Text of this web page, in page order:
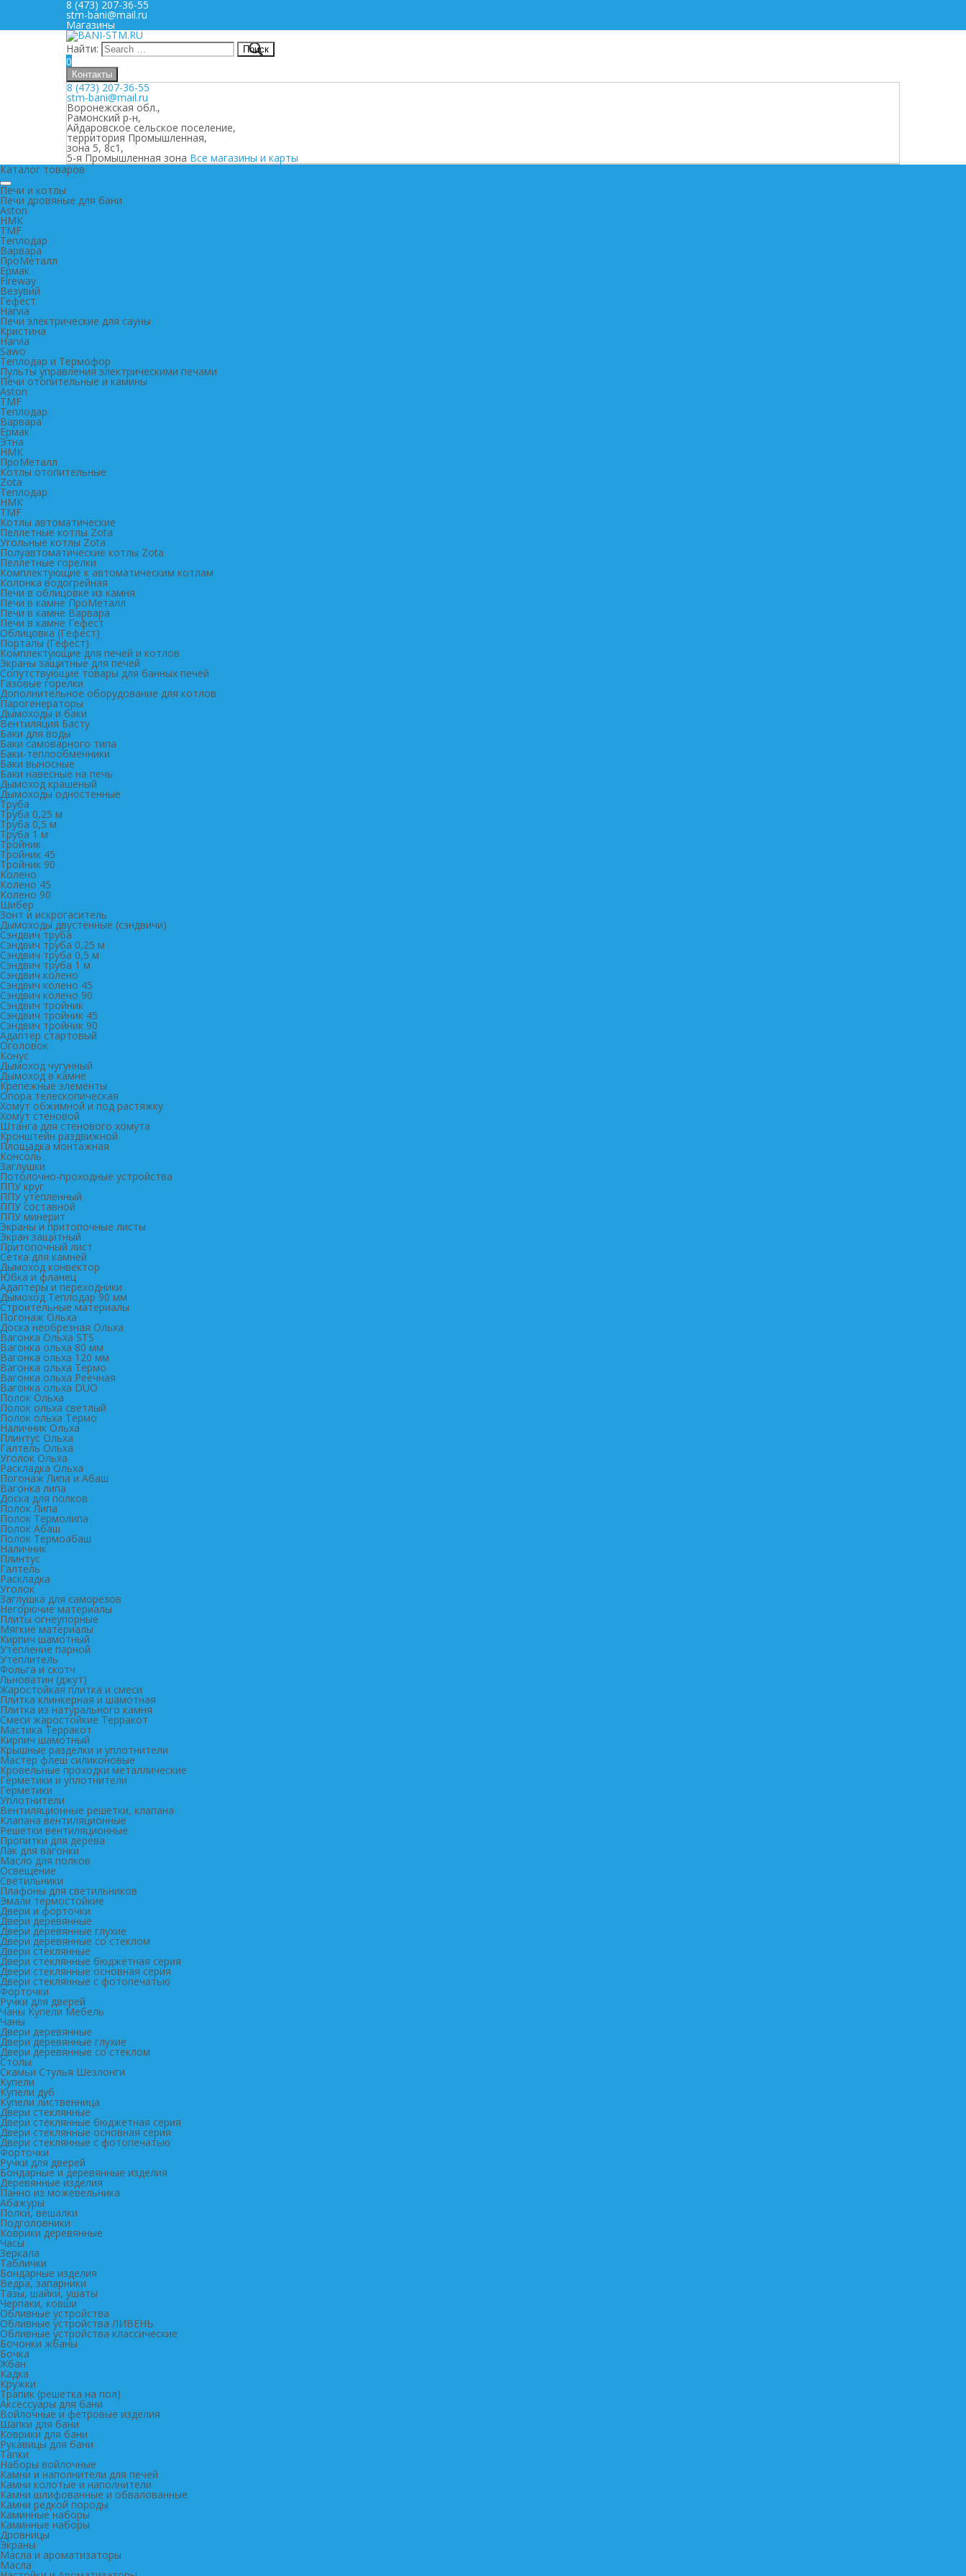
8 (473) 207-36-55
stm-bani@mail.ru
Магазины
Найти:
0
Контакты
8 (473) 207-36-55
stm-bani@mail.ru
Воронежская обл.,
Рамонский р-н,
Айдаровское сельское поселение,
территория Промышленная,
зона 5, 8с1,
5-я Промышленная зона Все магазины и карты
Каталог товаров
Печи и котлы
Печи дровяные для бани
Aston
НМК
TMF
Теплодар
Варвара
ПроМеталл
Ермак
Fireway
Везувий
Гефест
Harvia
Печи электрические для сауны
Кристина
Harvia
Sawo
Теплодар и Термофор
Пульты управления электрическими печами
Печи отопительные и камины
Aston
TMF
Теплодар
Варвара
Ермак
Этна
НМК
ПроМеталл
Котлы отопительные
Zota
Теплодар
НМК
TMF
Котлы автоматические
Пеллетные котлы Zota
Угольные котлы Zota
Полуавтоматические котлы Zota
Пеллетные горелки
Комплектующие к автоматическим котлам
Колонка водогрейная
Печи в облицовке из камня
Печи в камне ПроМеталл
Печи в камне Варвара
Печи в камне Гефест
Облицовка (Гефест)
Порталы (Гефест)
Комплектующие для печей и котлов
Экраны защитные для печей
Сопутствующие товары для банных печей
Газовые горелки
Дополнительное оборудование для котлов
Парогенераторы
Дымоходы и баки
Вентиляция Басту
Баки для воды
Баки самоварного типа
Баки-теплообменники
Баки выносные
Баки навесные на печь
Дымоход крашеный
Дымоходы одностенные
Труба
Труба 0,25 м
Труба 0,5 м
Труба 1 м
Тройник
Тройник 45
Тройник 90
Колено
Колено 45
Колено 90
Шибер
Зонт и искрогаситель
Дымоходы двустенные (сэндвичи)
Сэндвич труба
Сэндвич труба 0,25 м
Сэндвич труба 0,5 м
Сэндвич труба 1 м
Сэндвич колено
Сэндвич колено 45
Сэндвич колено 90
Сэндвич тройник
Сэндвич тройник 45
Сэндвич тройник 90
Адаптер стартовый
Оголовок
Конус
Дымоход чугунный
Дымоход в камне
Крепежные элементы
Опора телескопическая
Хомут обжимной и под растяжку
Хомут стеновой
Штанга для стенового хомута
Кронштейн раздвижной
Площадка монтажная
Консоль
Заглушки
Потолочно-проходные устройства
ППУ круг
ППУ утепленный
ППУ составной
ППУ минерит
Экраны и притопочные листы
Экран защитный
Притопочный лист
Сетка для камней
Дымоход конвектор
Юбка и фланец
Адаптеры и переходники
Дымоход Теплодар 90 мм
Cтроительные материалы
Погонаж Ольха
Доска необрезная Ольха
Вагонка Ольха STS
Вагонка ольха 80 мм
Вагонка ольха 120 мм
Вагонка ольха Термо
Вагонка ольха Реечная
Вагонка ольха DUO
Полок Ольха
Полок ольха светлый
Полок ольха Термо
Наличник Ольха
Плинтус Ольха
Галтель Ольха
Уголок Ольха
Раскладка Ольха
Погонаж Липа и Абаш
Вагонка липа
Доска для полков
Полок Липа
Полок Термолипа
Полок Абаш
Полок Термоабаш
Наличник
Плинтус
Галтель
Раскладка
Уголок
Заглушка для саморезов
Негорючие материалы
Плиты огнеупорные
Мягкие материалы
Кирпич шамотный
Утепление парной
Утеплитель
Фольга и скотч
Льноватин (джут)
Жаростойкая плитка и смеси
Плитка клинкерная и шамотная
Плитка из натурального камня
Смеси жаростойкие Терракот
Мастика Терракот
Кирпич шамотный
Крышные разделки и уплотнители
Мастер флеш силиконовые
Кровельные проходки металлические
Герметики и уплотнители
Герметики
Уплотнители
Вентиляционные решетки, клапана
Клапана вентиляционные
Решетки вентиляционные
Пропитки для дерева
Лак для вагонки
Масло для полков
Освещение
Светильники
Плафоны для светильников
Эмали термостойкие
Двери и форточки
Двери деревянные
Двери деревянные глухие
Двери деревянные со стеклом
Двери стеклянные
Двери стеклянные бюджетная серия
Двери стеклянные основная серия
Двери стеклянные с фотопечатью
Форточки
Ручки для дверей
Чаны Купели Мебель
Чаны
Двери деревянные
Двери деревянные глухие
Двери деревянные со стеклом
Столы
Скамьи Стулья Шезлонги
Купели
Купели дуб
Купели лиственница
Двери стеклянные
Двери стеклянные бюджетная серия
Двери стеклянные основная серия
Двери стеклянные с фотопечатью
Форточки
Ручки для дверей
Бондарные и деревянные изделия
Деревянные изделия
Панно из можевельника
Абажуры
Полки, вешалки
Подголовники
Коврики деревянные
Часы
Зеркала
Таблички
Бондарные изделия
Ведра, запарники
Тазы, шайки, ушаты
Черпаки, ковши
Обливные устройства
Обливные устройства ЛИВЕНЬ
Обливные устройства классические
Бочонки жбаны
Бочка
Жбан
Кадка
Кружки
Трапик (решетка на пол)
Аксессуары для бани
Войлочные и фетровые изделия
Шапки для бани
Коврики для бани
Рукавицы для бани
Тапки
Наборы войлочные
Камни и наполнители для печей
Камни колотые и наполнители
Камни шлифованные и обвалованные
Камни редкой породы
Каминные наборы
Каминные наборы
Дровницы
Экраны
Масла и ароматизаторы
Масла